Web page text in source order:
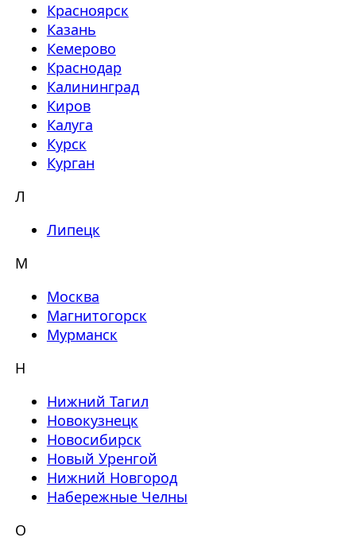
Красноярск
Казань
Кемерово
Краснодар
Калининград
Киров
Калуга
Курск
Курган
Л
Липецк
М
Москва
Магнитогорск
Мурманск
Н
Нижний Тагил
Новокузнецк
Новосибирск
Новый Уренгой
Нижний Новгород
Набережные Челны
О